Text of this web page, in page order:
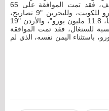
وبالنسبة للأعضاء الآخرين في التحالف، فقد تمت الموافقة على 65
تصريحاً بلغ مجموعها 47.7 مليون يورو للكويت، وللبحرين "9 تصاريح،
16.2 مليون يورو"، ومصر "35 تصريحاً، 11.8 مليون يورو"، والأردن "19
بالنسبة للسنغال، فقد تمت الموافقة
ما قيمته حوالي 55000 يورو، باستثناء اليمن نفسه، الذي لم